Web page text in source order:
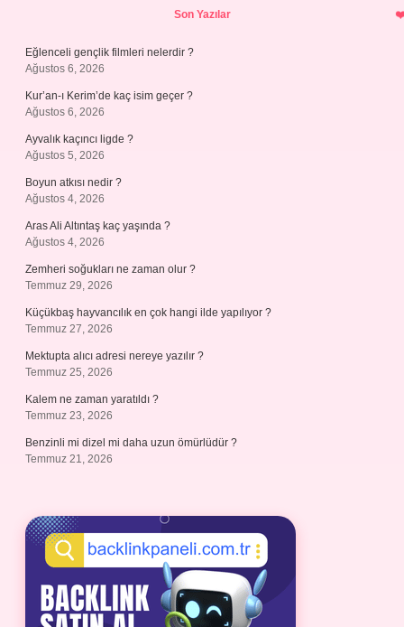
Son Yazılar
Eğlenceli gençlik filmleri nelerdir ?
Ağustos 6, 2026
Kur’an-ı Kerim’de kaç isim geçer ?
Ağustos 6, 2026
Ayvalık kaçıncı ligde ?
Ağustos 5, 2026
Boyun atkısı nedir ?
Ağustos 4, 2026
Aras Ali Altıntaş kaç yaşında ?
Ağustos 4, 2026
Zemheri soğukları ne zaman olur ?
Temmuz 29, 2026
Küçükbaş hayvancılık en çok hangi ilde yapılıyor ?
Temmuz 27, 2026
Mektupta alıcı adresi nereye yazılır ?
Temmuz 25, 2026
Kalem ne zaman yaratıldı ?
Temmuz 23, 2026
Benzinli mi dizel mi daha uzun ömürlüdür ?
Temmuz 21, 2026